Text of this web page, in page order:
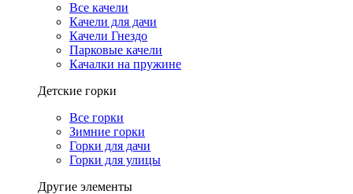
Все качели
Качели для дачи
Качели Гнездо
Парковые качели
Качалки на пружине
Детские горки
Все горки
Зимние горки
Горки для дачи
Горки для улицы
Другие элементы